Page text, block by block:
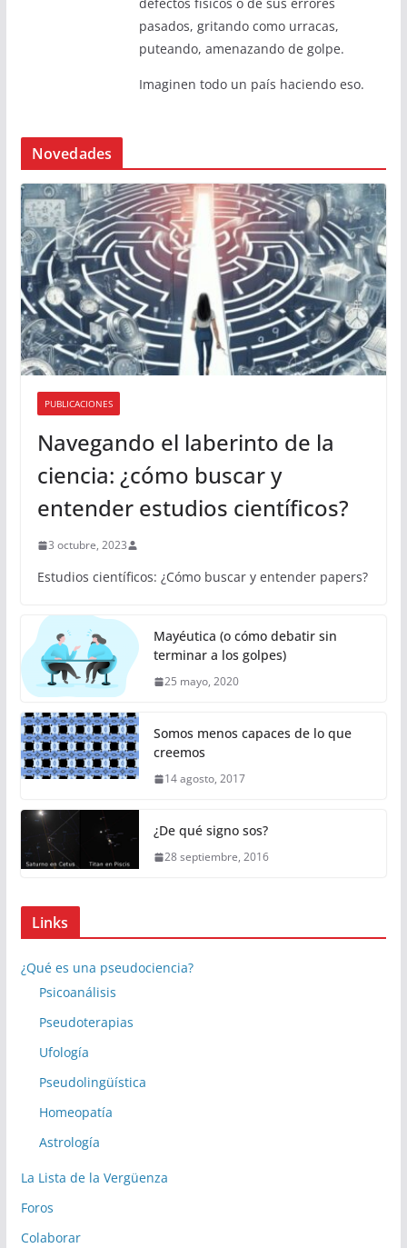
pasados, gritando como urracas,
puteando, amenazando de golpe.
Imaginen todo un país haciendo eso.
Novedades
PUBLICACIONES
Navegando el laberinto de la
ciencia: ¿cómo buscar y
entender estudios científicos?
3 octubre, 2023
Estudios científicos: ¿Cómo buscar y entender papers?
Mayéutica (o cómo debatir sin
terminar a los golpes)
25 mayo, 2020
Somos menos capaces de lo que
creemos
14 agosto, 2017
¿De qué signo sos?
28 septiembre, 2016
Links
¿Qué es una pseudociencia?
Psicoanálisis
Pseudoterapias
Ufología
Pseudolingüística
Homeopatía
Astrología
La Lista de la Vergüenza
Foros
Colaborar